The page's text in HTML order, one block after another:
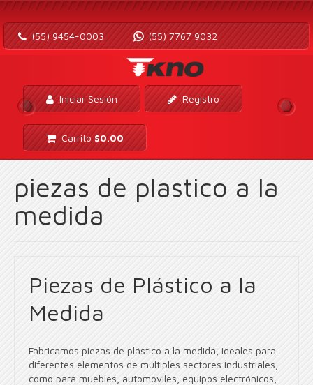
(55) 9454-0003 (55) 7767 9032
Iniciar Sesión Registro
Carrito $0.00
piezas de plastico a la
medida
Piezas de Plástico a la
Medida
Fabricamos piezas de plástico a la medida, ideales para
diferentes elementos de múltiples sectores industriales,
como para muebles, automóviles, equipos electrónicos,